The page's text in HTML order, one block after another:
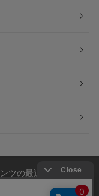
ツの最適な提供、ト
しています。